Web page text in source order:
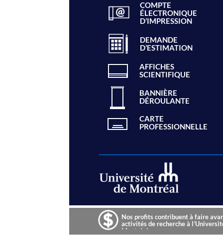
COMPTE
ÉLECTRONIQUE
D’IMPRESSION
DEMANDE
D’ESTIMATION
AFFICHES
SCIENTIFIQUE
BANNIÈRE
DÉROULANTE
CARTE
PROFESSIONNELLE
Nos profits contribuent à faire
activités de recherche à
Montréal